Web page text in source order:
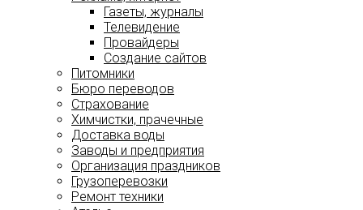
Газеты, журналы
Телевидение
Провайдеры
Создание сайтов
Питомники
Бюро переводов
Страхование
Химчистки, прачечные
Доставка воды
Заводы и предприятия
Организация праздников
Грузоперевозки
Ремонт техники